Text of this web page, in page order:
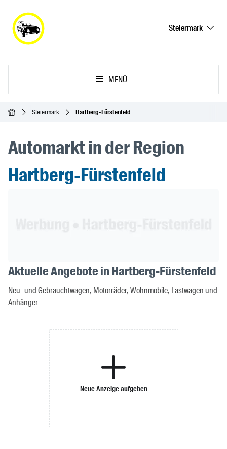
Steiermark
MENÜ
StartseiteSteiermark Hartberg-Fürstenfeld
Automarkt in der Region
Hartberg-Fürstenfeld
Aktuelle Angebote in Hartberg-Fürstenfeld
Neu- und Gebrauchtwagen, Motorräder, Wohnmobile, Lastwagen und
Anhänger
Neue Anzeige aufgeben